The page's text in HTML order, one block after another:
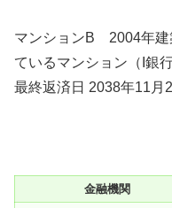
マンションB 2004年
ているマンション（I銀行
最終返済日 2038年11月
金融機関